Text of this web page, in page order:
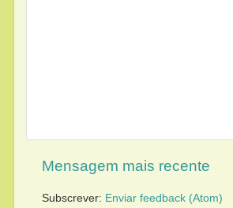
Mensagem mais recente
Subscrever: Enviar feedback (Atom)